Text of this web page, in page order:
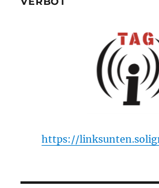
https://